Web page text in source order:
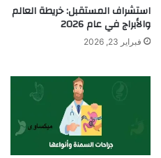
استشراف المستقبل: خريطة العالم
والأبراج في عام 2026
فبراير 23, 2026